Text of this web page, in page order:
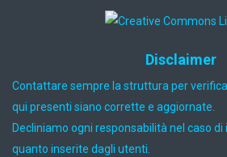
Disclaimer
Contattare sempre la struttura per
qui presenti siano corrette e aggiornate.
Decliniamo ogni responsabilità nel caso
quanto inserite dagli utenti.